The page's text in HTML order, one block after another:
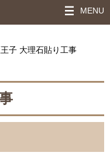
MENU
子 大理石貼り工事